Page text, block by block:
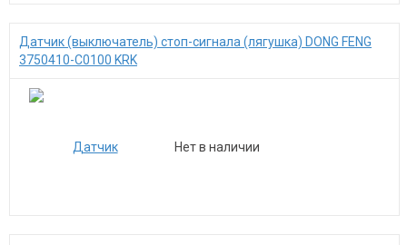
Датчик (выключатель) стоп-сигнала (лягушка) DONG FENG
3750410-C0100 KRK
Нет в наличии